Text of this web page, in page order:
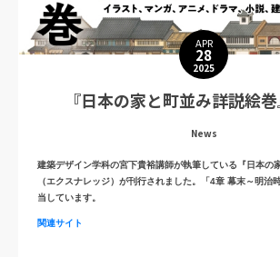
APR
28
2025
『日本の家と町並み詳説絵
News
建築デザイン学科の宮下貴裕講師が執筆している『日本の
（エクスナレッジ）が刊行されました。「4章 幕末～明治
当しています。
関連サイト